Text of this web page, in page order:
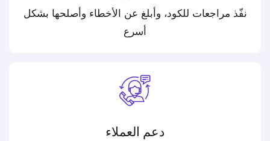
نفّذ مراجعات للكود، وأبلغ عن الأخطاء وأصلحها بشكل
أسرع
دعم العملاء